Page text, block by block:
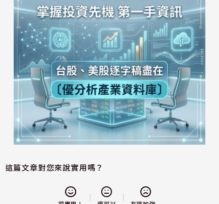
這篇文章對您來說實用嗎？